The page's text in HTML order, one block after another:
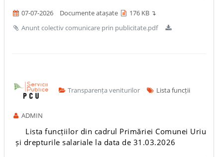
07-07-2026 Documente atașate
176 KB ↴
Anunt colectiv comunicare prin publicitate.pdf
Transparența veniturilor Lista funcții
ADMIN
Lista funcțiilor din cadrul Primăriei Comunei Uriu
și drepturile salariale la data de 31.03.2026